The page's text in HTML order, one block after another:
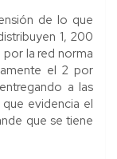
de lo que
1, 200
la red norma
el 2 por
a las
evidencia el
que se tiene